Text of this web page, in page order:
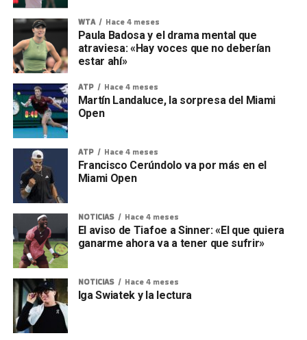
WTA Hace 4 meses
Paula Badosa y el drama mental que
atraviesa: «Hay voces que no deberían
estar ahí»
ATP Hace 4 meses
Martín Landaluce, la sorpresa del Miami
Open
ATP Hace 4 meses
Francisco Cerúndolo va por más en el
Miami Open
NOTICIAS Hace 4 meses
El aviso de Tiafoe a Sinner: «El que quiera
ganarme ahora va a tener que sufrir»
NOTICIAS Hace 4 meses
Iga Swiatek y la lectura